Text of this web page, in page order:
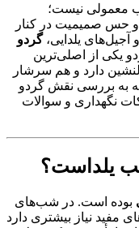
معمولی نیست؛
حس صمیمیت در کنار
آجیل‌های یلدایی،گردو
یکی از اصلی‌ترین
دارد و هم سرشار
به بررسی نقش گردو
نگهداری و سوالات
یلداست؟
بوده است. در شب‌های
مفید نیاز بیشتری دارد